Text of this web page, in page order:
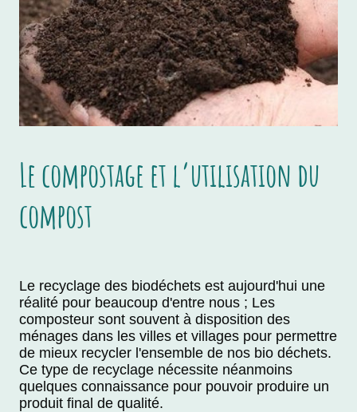
Le compostage et l’utilisation du
compost
Le recyclage des biodéchets est aujourd'hui une
réalité pour beaucoup d'entre nous ; Les
composteur sont souvent à disposition des
ménages dans les villes et villages pour permettre
de mieux recycler l'ensemble de nos bio déchets.
Ce type de recyclage nécessite néanmoins
quelques connaissance pour pouvoir produire un
produit final de qualité.